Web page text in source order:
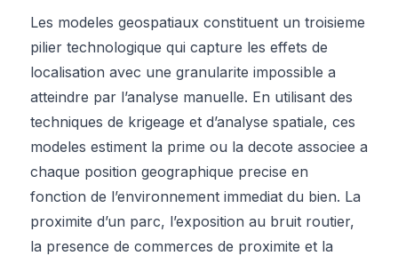
Les modeles geospatiaux constituent un troisieme
pilier technologique qui capture les effets de
localisation avec une granularite impossible a
atteindre par l’analyse manuelle. En utilisant des
techniques de krigeage et d’analyse spatiale, ces
modeles estiment la prime ou la decote associee a
chaque position geographique precise en
fonction de l’environnement immediat du bien. La
proximite d’un parc, l’exposition au bruit routier,
la presence de commerces de proximite et la